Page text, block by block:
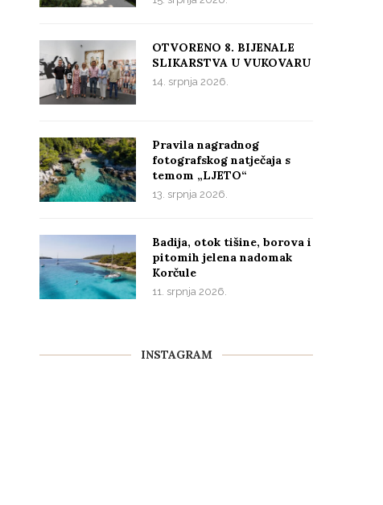
OTVORENO 8. BIJENALE
SLIKARSTVA U VUKOVARU
14. srpnja 2026.
Pravila nagradnog
fotografskog natječaja s
temom „LJETO“
13. srpnja 2026.
Badija, otok tišine, borova i
pitomih jelena nadomak
Korčule
11. srpnja 2026.
INSTAGRAM